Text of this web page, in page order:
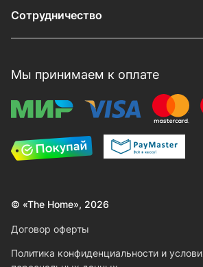
Сотрудничество
Мы принимаем к оплате
© «The Home», 2026
Договор оферты
Политика конфиденциальности и